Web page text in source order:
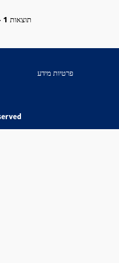
תוצאות 1 – 1
פרטיות מידע